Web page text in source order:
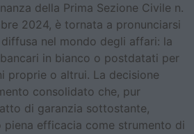
della Prima Sezione Civile n.
2024, è tornata a pronunciarsi
nel mondo degli affari: la
in bianco o postdatati per
proprie o altrui. La decisione
consolidato che, pur
di garanzia sottostante,
piena efficacia come strumento di